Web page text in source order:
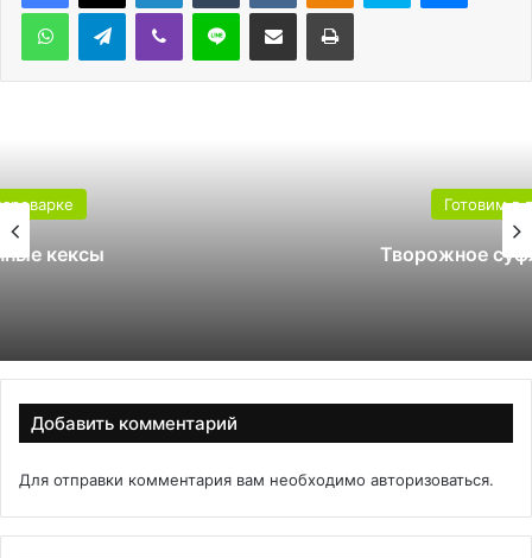
WhatsAppTelegramViber Line Поделиться через электронную почту Печатать
Творожное суфле в пароварке
Добавить комментарий
Для отправки комментария вам необходимо авторизоваться.